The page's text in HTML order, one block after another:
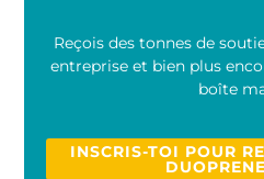
Reçois des tonnes de
entreprise et bien plus
boîte
INSCRIS-TOI POUR